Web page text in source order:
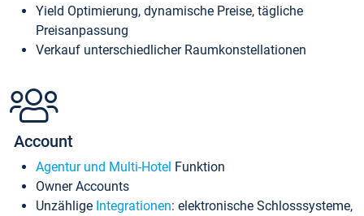
Yield Optimierung, dynamische Preise, tägliche
Preisanpassung
Verkauf unterschiedlicher Raumkonstellationen
Account
Agentur und Multi-Hotel Funktion
Owner Accounts
Unzählige Integrationen: elektronische Schlosssysteme,